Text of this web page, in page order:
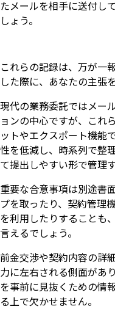
たメールを相手に送付し
しょう。
これらの記録は、万が一
した際に、あなたの主張
現代の業務委託ではメー
ョンの中心ですが、これ
ットやエクスポート機能
性を低減し、時系列で整
て提出しやすい形で管理
重要な合意事項は別途書
プを取ったり、契約管理
を利用したりすることも
言えるでしょう。
前金交渉や契約内容の詳
力に左右される側面があ
を事前に見抜くための情
る上で欠かせません。